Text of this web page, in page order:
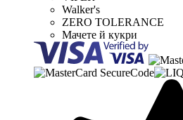
Walker's
ZERO TOLERANCE
Мачете й кукри